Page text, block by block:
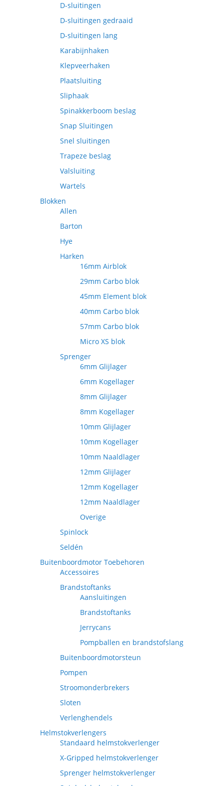
D-sluitingen
D-sluitingen gedraaid
D-sluitingen lang
Karabijnhaken
Klepveerhaken
Plaatsluiting
Sliphaak
Spinakkerboom beslag
Snap Sluitingen
Snel sluitingen
Trapeze beslag
Valsluiting
Wartels
Blokken
Allen
Barton
Hye
Harken
16mm Airblok
29mm Carbo blok
45mm Element blok
40mm Carbo blok
57mm Carbo blok
Micro XS blok
Sprenger
6mm Glijlager
6mm Kogellager
8mm Glijlager
8mm Kogellager
10mm Glijlager
10mm Kogellager
10mm Naaldlager
12mm Glijlager
12mm Kogellager
12mm Naaldlager
Overige
Spinlock
Seldén
Buitenboordmotor Toebehoren
Accessoires
Brandstoftanks
Aansluitingen
Brandstoftanks
Jerrycans
Pompballen en brandstofslang
Buitenboordmotorsteun
Pompen
Stroomonderbrekers
Sloten
Verlenghendels
Helmstokverlengers
Standaard helmstokverlenger
X-Gripped helmstokverlenger
Sprenger helmstokverlenger